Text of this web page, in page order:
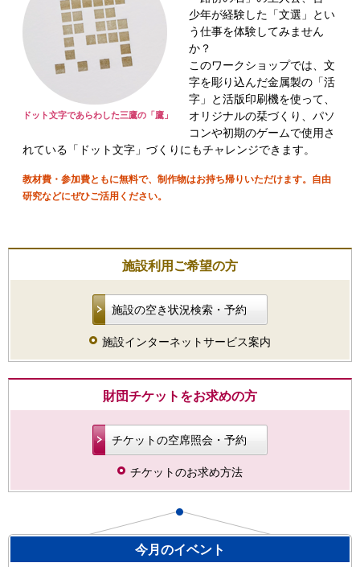
ドット文字であらわした三鷹の「鷹」
少年が経験した「文選」とい
う仕事を体験してみません
か？
このワークショップでは、文
字を彫り込んだ金属製の「活
字」と活版印刷機を使って、
オリジナルの栞づくり、パソ
コンや初期のゲームで使用さ
れている「ドット文字」づくりにもチャレンジできます。
教材費・参加費ともに無料で、制作物はお持ち帰りいただけます。自由
研究などにぜひご活用ください。
施設利用ご希望の方
施設の空き状況検索・予約
施設インターネットサービス案内
財団チケットをお求めの方
チケットの空席照会・予約
チケットのお求め方法
今月のイベント